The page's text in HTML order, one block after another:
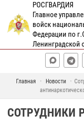
РОСГВАРДИЯ
Главное
войск
Федерации по
Ленинградской
Главная Новости
СОТРУДНИКИ